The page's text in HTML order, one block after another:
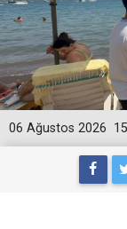
06 Ağustos 2026